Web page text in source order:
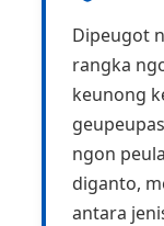
Dipeugot
rangka
keunong
ngon
diganto,
antara